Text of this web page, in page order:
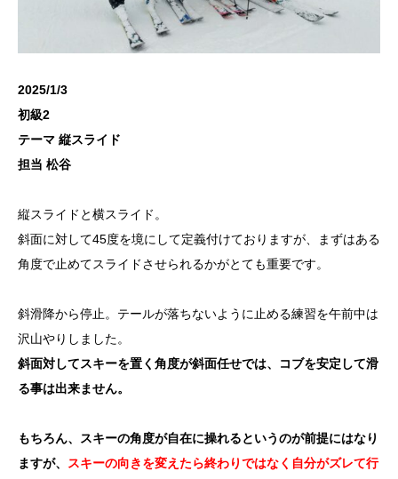
2025/1/3
初級2
テーマ 縦スライド
担当 松谷
縦スライドと横スライド。
斜面に対して45度を境にして定義付けておりますが、まずはある
角度で止めてスライドさせられるかがとても重要です。
斜滑降から停止。テールが落ちないように止める練習を午前中は
沢山やりしました。
斜面対してスキーを置く角度が斜面任せでは、コブを安定して滑
る事は出来ません。
もちろん、スキーの角度が自在に操れるというのが前提にはなり
ますが、 スキーの向きを変えたら終わりではなく自分がズレて行